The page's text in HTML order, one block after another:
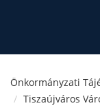
Önkormányzati
Tiszaújváros